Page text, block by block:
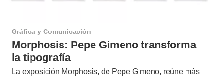
Gráfica y Comunicación
Morphosis: Pepe Gimeno transforma
la tipografía
La exposición Morphosis, de Pepe Gimeno, reúne más